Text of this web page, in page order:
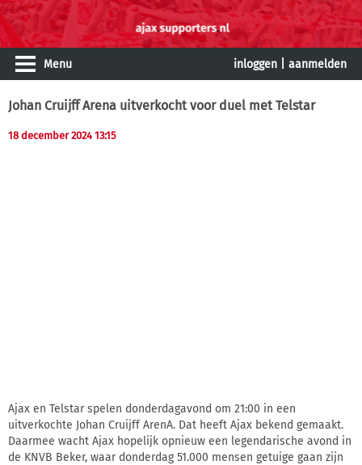
Menu inloggen aanmelden
Johan Cruijff Arena uitverkocht voor duel met Telstar
18 december 2024 13:15
Ajax en Telstar spelen donderdagavond om 21:00 in een
uitverkochte Johan Cruijff ArenA. Dat heeft Ajax bekend gemaakt.
Daarmee wacht Ajax hopelijk opnieuw een legendarische avond in
de KNVB Beker, waar donderdag 51.000 mensen getuige gaan zijn